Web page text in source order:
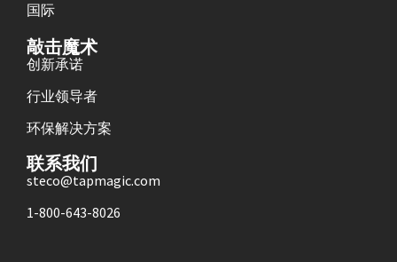
国际
敲击魔术
创新承诺
行业领导者
环保解决方案
联系我们
steco@tapmagic.com
1-800-643-8026